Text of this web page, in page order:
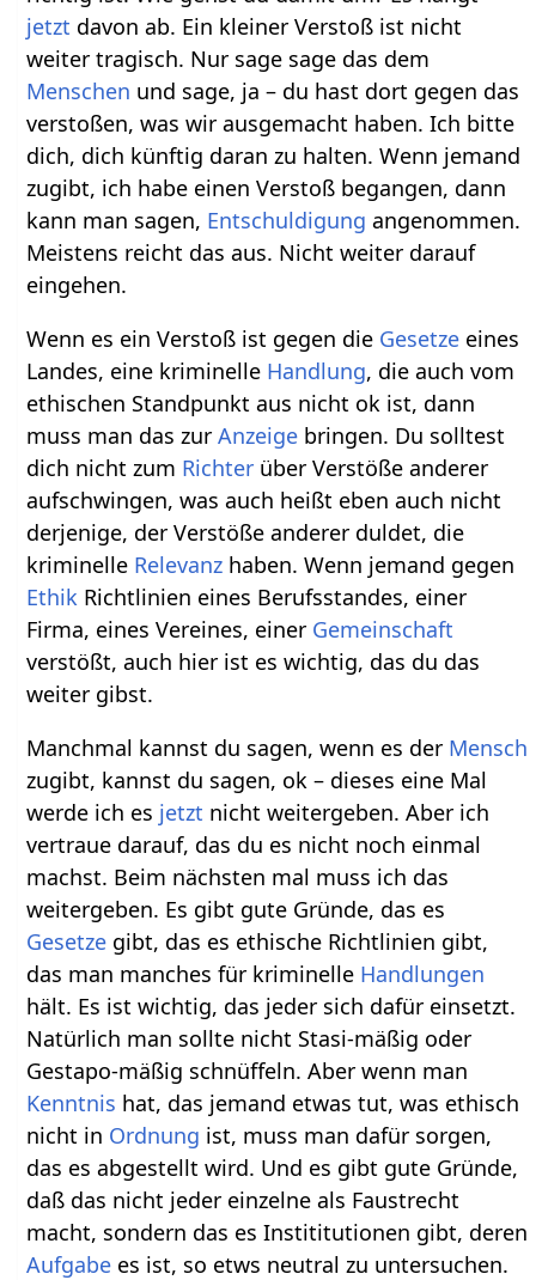
jetzt davon ab. Ein kleiner Verstoß ist nicht
weiter tragisch. Nur sage sage das dem
Menschen und sage, ja – du hast dort gegen das
verstoßen, was wir ausgemacht haben. Ich bitte
dich, dich künftig daran zu halten. Wenn jemand
zugibt, ich habe einen Verstoß begangen, dann
kann man sagen, Entschuldigung angenommen.
Meistens reicht das aus. Nicht weiter darauf
eingehen.
Wenn es ein Verstoß ist gegen die Gesetze eines
Landes, eine kriminelle Handlung, die auch vom
ethischen Standpunkt aus nicht ok ist, dann
muss man das zurAnzeige bringen. Du solltest
dich nicht zum Richter über Verstöße anderer
aufschwingen, was auch heißt eben auch nicht
derjenige, der Verstöße anderer duldet, die
kriminelle Relevanz haben. Wenn jemand gegen
Ethik Richtlinien eines Berufsstandes, einer
Firma, eines Vereines, einer Gemeinschaft
verstößt, auch hier ist es wichtig, das du das
weiter gibst.
Manchmal kannst du sagen, wenn es der Mensch
zugibt, kannst du sagen, ok – dieses eine Mal
werde ich es jetzt nicht weitergeben. Aber ich
vertraue darauf, das du es nicht noch einmal
machst. Beim nächsten mal muss ich das
weitergeben. Es gibt gute Gründe, das es
Gesetze gibt, das es ethische Richtlinien gibt,
das man manches für kriminelle Handlungen
hält. Es ist wichtig, das jeder sich dafür einsetzt.
Natürlich man sollte nicht Stasi-mäßig oder
Gestapo-mäßig schnüffeln. Aber wenn man
Kenntnis hat, das jemand etwas tut, was ethisch
nicht in Ordnung ist, muss man dafür sorgen,
das es abgestellt wird. Und es gibt gute Gründe,
daß das nicht jeder einzelne als Faustrecht
macht, sondern das es Instititutionen gibt, deren
Aufgabe es ist, so etws neutral zu untersuchen.